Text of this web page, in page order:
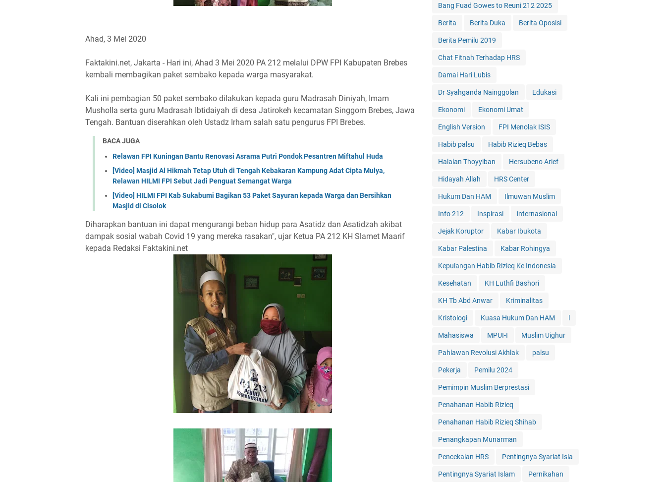
Ahad, 3 Mei 2020
Faktakini.net, Jakarta - Hari ini, Ahad 3 Mei 2020 PA 212 melalui DPW FPI Kabupaten Brebes
kembali membagikan paket sembako kepada warga masyarakat.
Kali ini pembagian 50 paket sembako dilakukan kepada guru Madrasah Diniyah, Imam
Musholla serta guru Madrasah Ibtidaiyah di desa Jatirokeh kecamatan Singgom Brebes, Jawa
Tengah. Bantuan diserahkan oleh Ustadz Irham salah satu pengurus FPI Brebes.
BACA JUGA
Relawan FPI Kuningan Bantu Renovasi Asrama Putri Pondok Pesantren Miftahul Huda
[Video] Masjid Al Hikmah Tetap Utuh di Tengah Kebakaran Kampung Adat Cipta Mulya,
Relawan HILMI FPI Sebut Jadi Penguat Semangat Warga
[Video] HILMI FPI Kab Sukabumi Bagikan 53 Paket Sayuran kepada Warga dan Bersihkan
Masjid di Cisolok
Diharapkan bantuan ini dapat mengurangi beban hidup para Asatidz dan Asatidzah akibat
dampak sosial wabah Covid 19 yang mereka rasakan", ujar Ketua PA 212 KH Slamet Maarif
kepada Redaksi Faktakini.net
Bang Fuad Gowes to Reuni 212 2025
Berita Berita Duka Berita Oposisi
Berita Pemilu 2019
Chat Fitnah Terhadap HRS
Damai Hari Lubis
Dr Syahganda Nainggolan Edukasi
Ekonomi Ekonomi Umat
English Version FPI Menolak ISIS
Habib palsu Habib Rizieq Bebas
Halalan Thoyyiban Hersubeno Arief
Hidayah Allah HRS Center
Hukum Dan HAM Ilmuwan Muslim
Info 212 Inspirasi internasional
Jejak Koruptor Kabar Ibukota
Kabar Palestina Kabar Rohingya
Kepulangan Habib Rizieq Ke Indonesia
Kesehatan KH Luthfi Bashori
KH Tb Abd Anwar Kriminalitas
Kristologi Kuasa Hukum Dan HAM
Mahasiswa MPUI-I Muslim Uighur
Pahlawan Revolusi Akhlak palsu
Pekerja Pemilu 2024
Pemimpin Muslim Berprestasi
Penahanan Habib Rizieq
Penahanan Habib Rizieq Shihab
Penangkapan Munarman
Pencekalan HRS Pentingnya Syariat Isla
Pentingnya Syariat Islam Pernikahan